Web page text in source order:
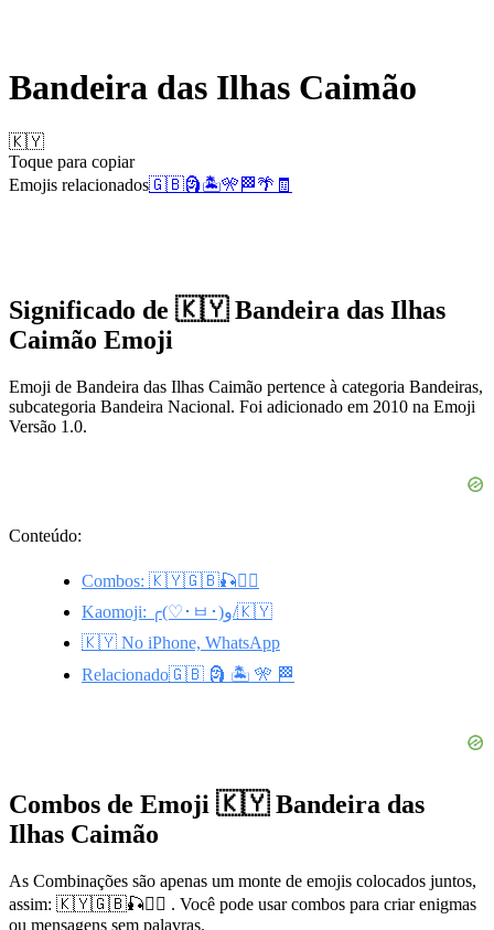
Bandeira das Ilhas Caimão
🇰🇾
Toque para copiar
Emojis relacionados🇬🇧🗿🏝️🎌 🏁🌴 🧾
Significado de 🇰🇾 Bandeira das Ilhas
Caimão Emoji
Emoji de Bandeira das Ilhas Caimão pertence à categoria Bandeiras,
subcategoria Bandeira Nacional. Foi adicionado em 2010 na Emoji
Versão 1.0.
Conteúdo:
Combos: 🇰🇾🇬🇧🎣🏄‍♂️
Kaomoji: ╭(♡･ㅂ･)و/🇰🇾
🇰🇾 No iPhone, WhatsApp
Relacionado🇬🇧 🗿 🏝️ 🎌 🏁
Combos de Emoji 🇰🇾 Bandeira das
Ilhas Caimão
As Combinações são apenas um monte de emojis colocados juntos,
assim: 🇰🇾🇬🇧🎣🏄‍♂️ . Você pode usar combos para criar enigmas
ou mensagens sem palavras.